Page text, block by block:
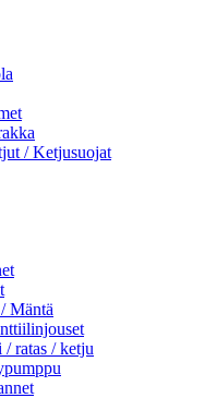
/ Ketjusuojat
Mäntä
ratas / ketju